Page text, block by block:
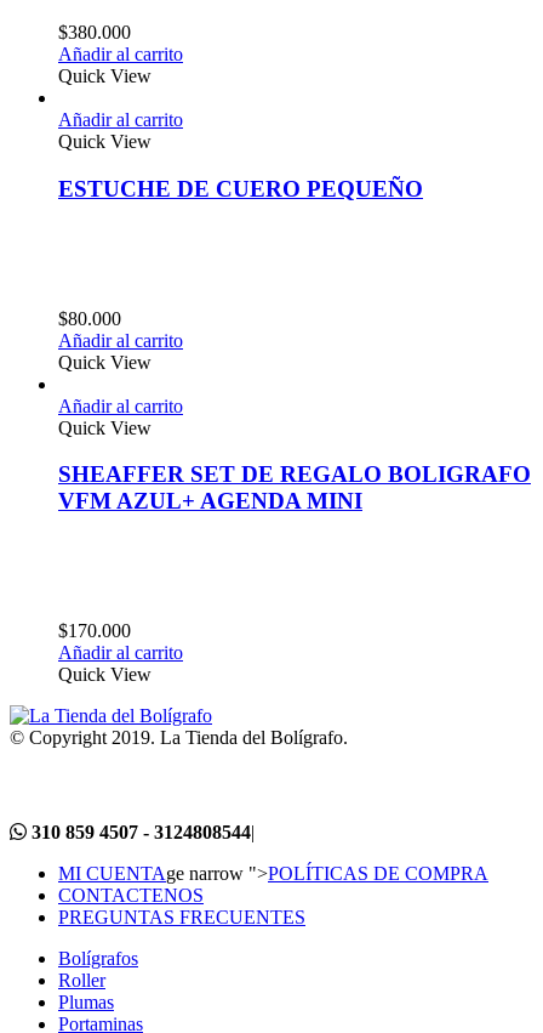
$380.000
Añadir al carrito
Quick View
Añadir al carrito
Quick View
ESTUCHE DE CUERO PEQUEÑO
$80.000
Añadir al carrito
Quick View
Añadir al carrito
Quick View
SHEAFFER SET DE REGALO BOLIGRAFO
VFM AZUL+ AGENDA MINI
$170.000
Añadir al carrito
Quick View
© Copyright 2019. La Tienda del Bolígrafo.
310 859 4507 - 3124808544|
MI CUENTAge narrow ">POLÍTICAS DE COMPRA
CONTACTENOS
PREGUNTAS FRECUENTES
Bolígrafos
Roller
Plumas
Portaminas